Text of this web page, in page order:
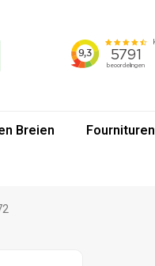
Breien Fournituren